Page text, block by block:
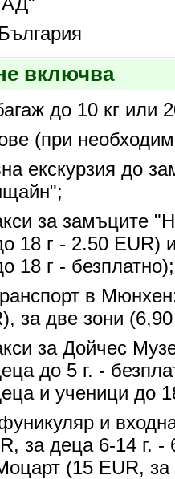
включва
до 10 кг или
(при
екскурзия до
за замъците
18 г - 2.50 EUR)
18 г - безплатно);
в
за две зони
за Дойчес
до 5 г. -
и ученици до
и
за деца 6-14 г. -
(15 EUR, за